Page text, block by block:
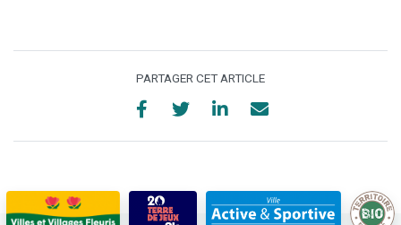
PARTAGER CET ARTICLE